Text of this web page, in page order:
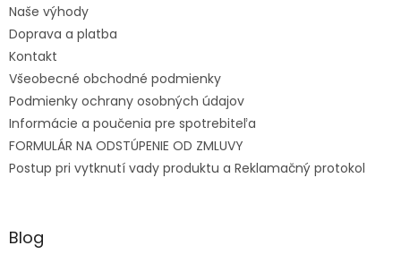
Naše výhody
Doprava a platba
Kontakt
Všeobecné obchodné podmienky
Podmienky ochrany osobných údajov
Informácie a poučenia pre spotrebiteľa
FORMULÁR NA ODSTÚPENIE OD ZMLUVY
Postup pri vytknutí vady produktu a Reklamačný protokol
Blog